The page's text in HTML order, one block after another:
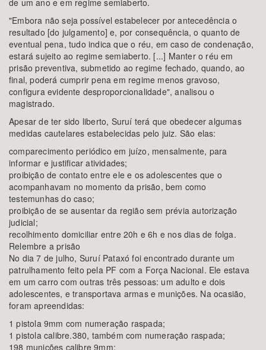
de um ano e em regime semiaberto.
"Embora não seja possível estabelecer por antecedência o
resultado [do julgamento] e, por consequência, o quanto de
eventual pena, tudo indica que o réu, em caso de condenação,
estará sujeito ao regime semiaberto. [...] Manter o réu em
prisão preventiva, submetido ao regime fechado, quando, ao
final, poderá cumprir pena em regime menos gravoso,
configura evidente desproporcionalidade", analisou o
magistrado.
Apesar de ter sido liberto, Suruí terá que obedecer algumas
medidas cautelares estabelecidas pelo juiz. São elas:
comparecimento periódico em juízo, mensalmente, para
informar e justificar atividades;
proibição de contato entre ele e os adolescentes que o
acompanhavam no momento da prisão, bem como
testemunhas do caso;
proibição de se ausentar da região sem prévia autorização
judicial;
recolhimento domiciliar entre 20h e 6h e nos dias de folga.
Relembre a prisão
No dia 7 de julho, Suruí Pataxó foi encontrado durante um
patrulhamento feito pela PF com a Força Nacional. Ele estava
em um carro com outras três pessoas: um adulto e dois
adolescentes, e transportava armas e munições. Na ocasião,
foram apreendidas:
1 pistola 9mm com numeração raspada;
1 pistola calibre.380, também com numeração raspada;
198 munições calibre 9mm;